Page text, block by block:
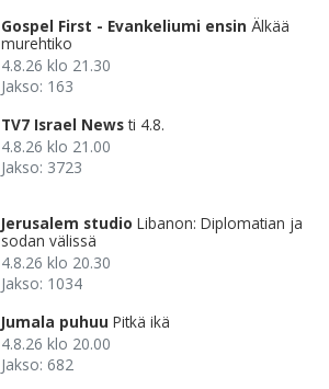
Gospel First - Evankeliumi ensin Älkää
murehtiko
4.8.26 klo 21.30
Jakso: 163
TV7 Israel News ti 4.8.
4.8.26 klo 21.00
Jakso: 3723
Jerusalem studio Libanon: Diplomatian ja
sodan välissä
4.8.26 klo 20.30
Jakso: 1034
Jumala puhuu Pitkä ikä
4.8.26 klo 20.00
Jakso: 682